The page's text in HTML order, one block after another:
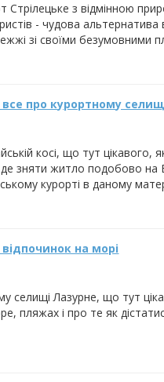
Стрілецьке з відмінною
- чудова альтернатива
зі своїми безумовними
все про курортному
косі, що тут цікавого,
зняти житло подобово на
курорті в даному
на морі
селищі Лазурне, що тут
пляжах і про те як